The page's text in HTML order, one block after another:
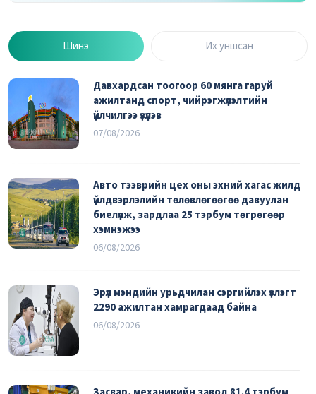
Шинэ Их уншсан
Давхардсан тоогоор 60 мянга гаруй
ажилтанд спорт, чийрэгжүүлэлтийн
үйлчилгээ үзүүлэв
07/08/2026
Авто тээврийн цех оны эхний хагас жилд
үйлдвэрлэлийн төлөвлөгөөгөө давуулан
биелүүлж, зардлаа 25 тэрбум төгрөгөөр
хэмнэжээ
06/08/2026
Эрүүл мэндийн урьдчилан сэргийлэх үзлэгт
2290 ажилтан хамрагдаад байна
06/08/2026